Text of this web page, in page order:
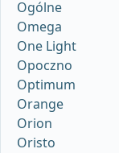
Ogólne
Omega
One Light
Opoczno
Optimum
Orange
Orion
Oristo